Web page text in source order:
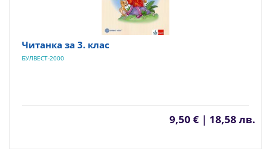
Читанка за 3. клас
БУЛВЕСТ-2000
9,50 € | 18,58 лв.